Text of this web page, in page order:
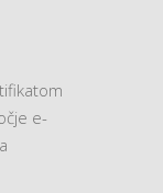
e-